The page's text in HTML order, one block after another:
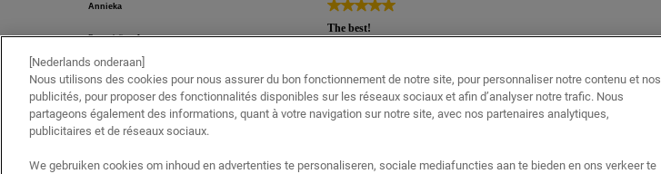
[Nederlands onderaan]
Nous utilisons des cookies pour nous assurer du bon fonctionnement de notre site, pour personnaliser notre contenu et nos
publicités, pour proposer des fonctionnalités disponibles sur les réseaux sociaux et afin d’analyser notre trafic. Nous
partageons également des informations, quant à votre navigation sur notre site, avec nos partenaires analytiques,
publicitaires et de réseaux sociaux.
We gebruiken cookies om inhoud en advertenties te personaliseren, sociale mediafuncties aan te bieden en ons verkeer te